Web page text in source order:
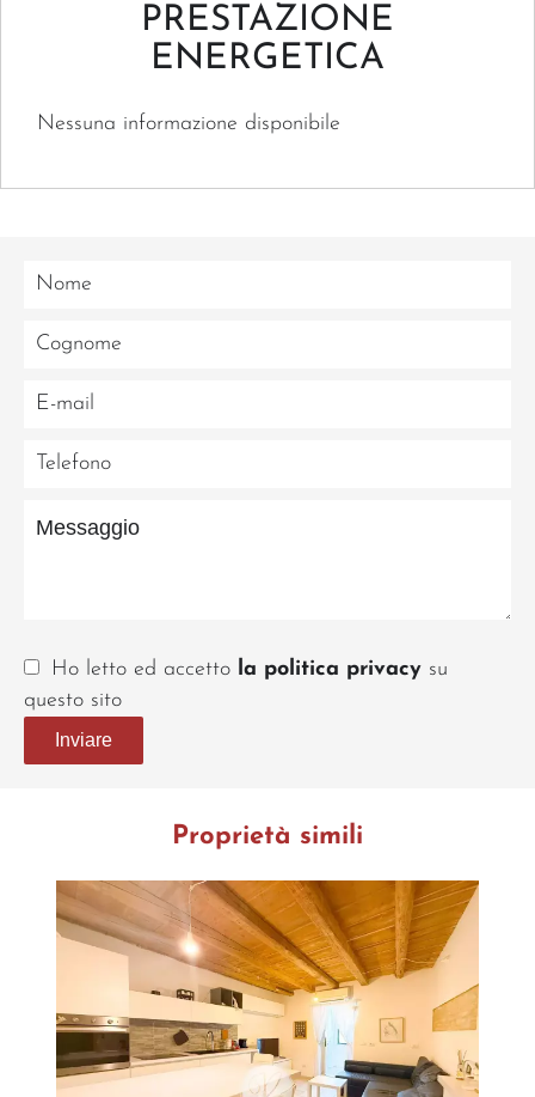
PRESTAZIONE
ENERGETICA
Nessuna informazione disponibile
Ho letto ed accetto la politica privacy su
questo sito
Inviare
Proprietà simili